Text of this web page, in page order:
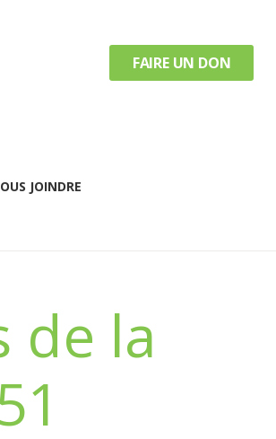
FAIRE UN DON
JOINDRE
de la